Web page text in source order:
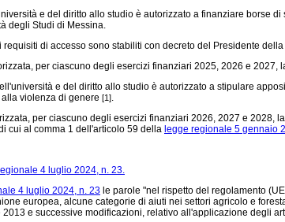
e del diritto allo studio è autorizzato a finanziare borse
degli Studi di Messina.
di accesso sono stabiliti con decreto del Presidente
per ciascuno degli esercizi finanziari 2025, 2026 e
e del diritto allo studio è autorizzato a stipulare
violenza di genere [1].
per ciascuno degli esercizi finanziari 2026, 2027 e
cui al comma 1 dell'articolo 59 della legge regionale 5 gennaio
4 luglio 2024, n. 23.
4 luglio 2024, n. 23 le parole "nel rispetto del regolamento
europea, alcune categorie di aiuti nei settori agricolo e
e successive modificazioni, relativo all'applicazione degli